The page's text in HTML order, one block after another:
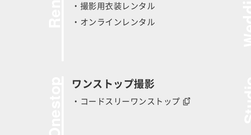
・撮影用衣装レンタル
・オンラインレンタル
ワンストップ撮影
・コードスリーワンストップ